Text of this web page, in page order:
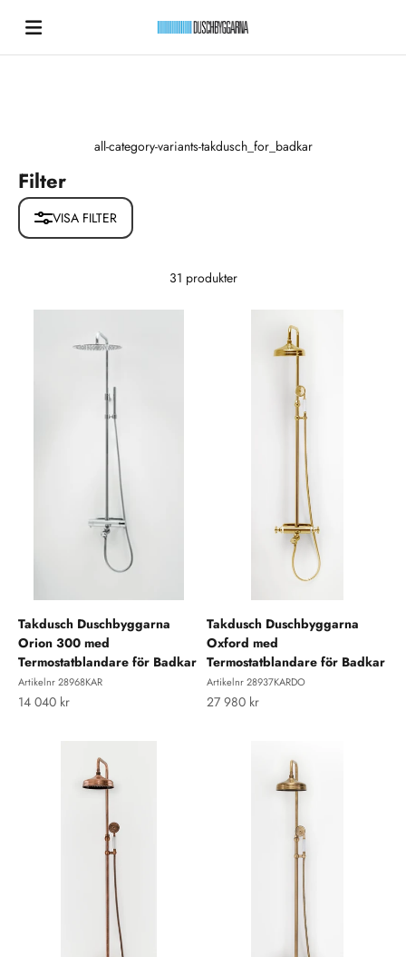
Duschbyggarna New
all-category-variants-takdusch_for_badkar
Filter
VISA FILTER
31 produkter
Takdusch Duschbyggarna
Orion 300 med
Termostatblandare för Badkar
Artikelnr 28968KAR
REA-pris
14 040 kr
Takdusch Duschbyggarna
Oxford med
Termostatblandare för Badkar
Artikelnr 28937KARDO
REA-pris
27 980 kr